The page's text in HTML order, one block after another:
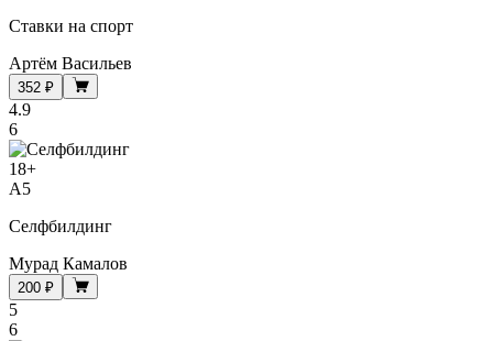
Ставки на спорт
Артём Васильев
352 ₽
4.9
6
18+
A5
Селфбилдинг
Мурад Камалов
200 ₽
5
6